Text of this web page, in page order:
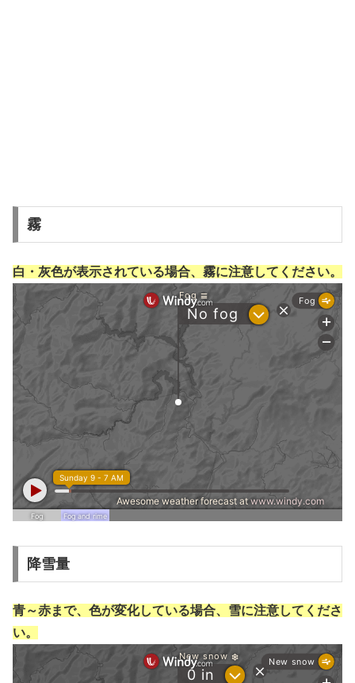
霧
白・灰色が表示されている場合、霧に注意してください。
降雪量
青～赤まで、色が変化している場合、雪に注意してくださ
い。